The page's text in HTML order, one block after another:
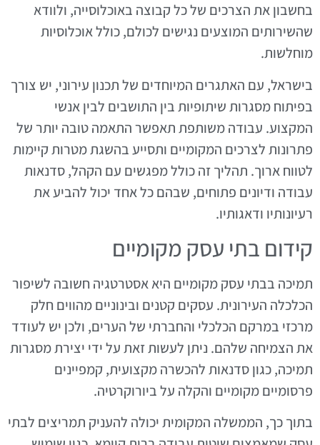
בחשבון את הצרכים של כל קבוצה באוכלוסייה, ולוודא
שהשירותים המוצעים נגישים לכולם, כולל אוכלוסיות
מוחלשות.
בישראל, עם האתגרים המיוחדים של תכנון עירוני, יש צורך
בפיתוח מסגרות שיתופיות בין התושבים לבין אנשי
המקצוע. עבודה משותפת תאפשר התאמה טובה יותר של
פתרונות לצרכים המקומיים ותסייע בהשגת מטרות קיימות
לטווח ארוך. תהליך זה כולל מפגשים עם הקהל, סדנאות
עבודה ודיונים פתוחים, שבהם כל אחד יכול להביע את
רעיונותיו ודאגותיו.
קידום בתי עסק מקומיים
תמיכה בבתי עסק מקומיים היא אסטרטגיה חשובה לשיפור
הכלכלה העירונית. עסקים קטנים ובינוניים מהווים חלק
מרכזי במרקם הכלכלי והחברתי של הערים, ולכן יש לעודד
את הצמיחה שלהם. ניתן לעשות זאת על ידי יצירת מסגרות
תמיכה, כגון סדנאות להכשרה מקצועית, קמפיינים
פרסומיים מקומיים והקלה על ביורוקרטיה.
בתוך כך, הממשלה המקומית יכולה להעניק תמריצים לבתי